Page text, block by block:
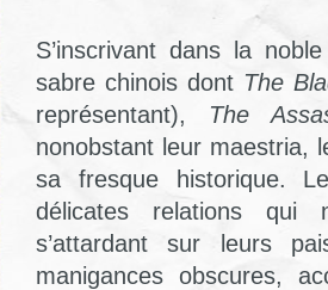
S’inscrivant dans la
sabre chinois dont The
représentant), The
nonobstant leur maestria,
sa fresque historique.
délicates relations qui
s’attardant sur leurs
manigances obscures,